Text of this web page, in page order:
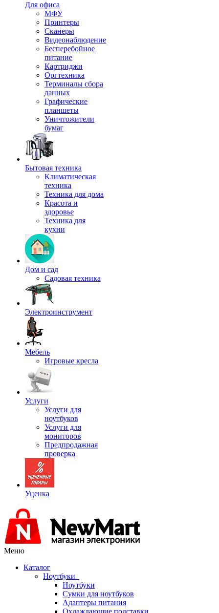
Для офиса
МФУ
Принтеры
Сканеры
Видеонаблюдение
Бесперебойное
питание
Картриджи
Оргтехника
Терминалы сбора
данных
Графические
планшеты
Уничтожители
бумаг
Бытовая техника
Климатическая
техника
Техника для дома
Красота и
здоровье
Техника для
кухни
Дом и сад
Садовая техника
Электроинструмент
Мебель
Игровые кресла
Услуги
Услуги для
ноутбуков
Услуги для
мониторов
Предпродажная
проверка
Уценка
Меню
Каталог
Ноутбуки
Ноутбуки
Сумки для ноутбуков
Адаптеры питания
Охлаждающие подставки